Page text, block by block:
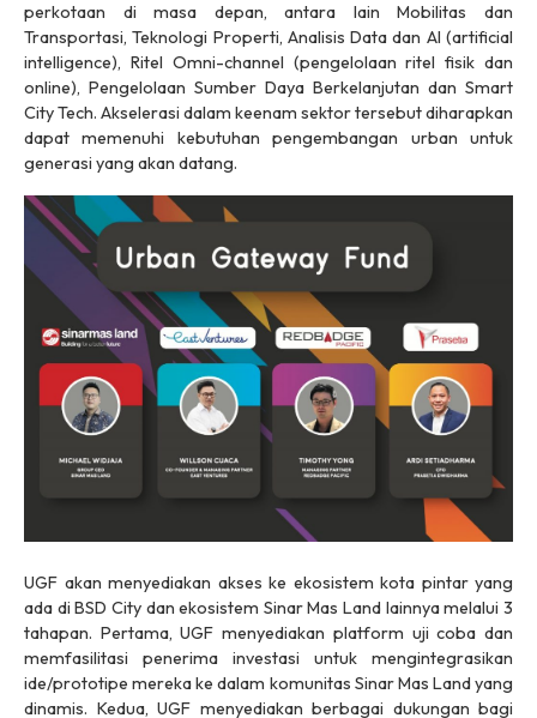
perkotaan di masa depan, antara lain Mobilitas dan
Transportasi, Teknologi Properti, Analisis Data dan AI (artificial
intelligence), Ritel Omni-channel (pengelolaan ritel fisik dan
online), Pengelolaan Sumber Daya Berkelanjutan dan Smart
City Tech. Akselerasi dalam keenam sektor tersebut diharapkan
dapat memenuhi kebutuhan pengembangan urban untuk
generasi yang akan datang.
UGF akan menyediakan akses ke ekosistem kota pintar yang
ada di BSD City dan ekosistem Sinar Mas Land lainnya melalui 3
tahapan. Pertama, UGF menyediakan platform uji coba dan
memfasilitasi penerima investasi untuk mengintegrasikan
ide/prototipe mereka ke dalam komunitas Sinar Mas Land yang
dinamis. Kedua, UGF menyediakan berbagai dukungan bagi